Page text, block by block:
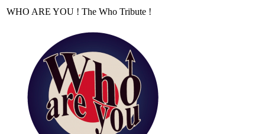
WHO ARE YOU ! The Who Tribute !